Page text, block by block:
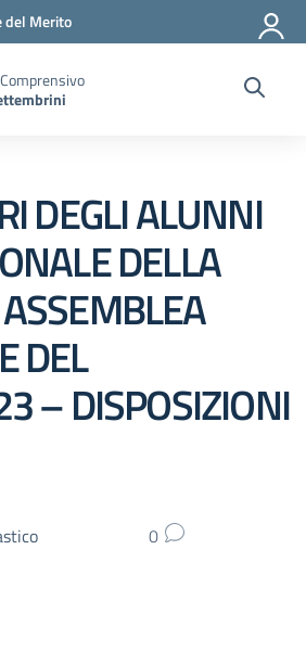
del Merito
DEGLI ALUNNI
DELLA
DEL
– DISPOSIZIONI
0